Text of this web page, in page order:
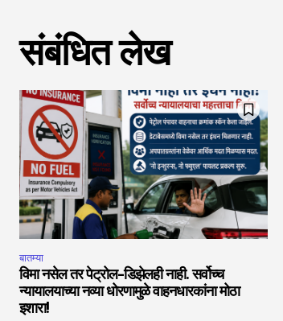
संबंधित लेख
बातम्या
विमा नसेल तर पेट्रोल-डिझेलही नाही. सर्वोच्च
न्यायालयाच्या नव्या धोरणामुळे वाहनधारकांना मोठा
इशारा!